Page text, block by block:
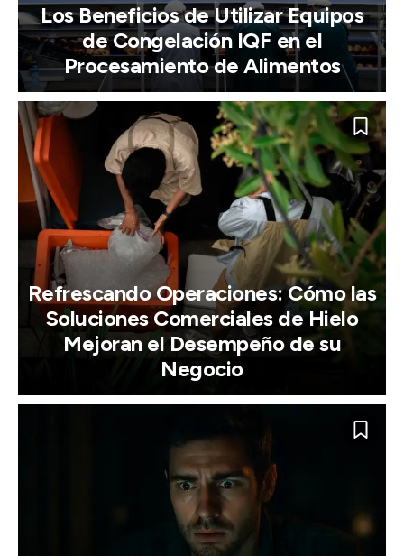
Los Beneficios de Utilizar Equipos
de Congelación IQF en el
Procesamiento de Alimentos
Refrescando Operaciones: Cómo las
Soluciones Comerciales de Hielo
Mejoran el Desempeño de su
Negocio